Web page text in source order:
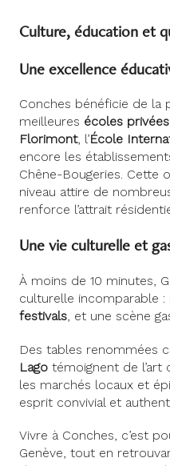
Culture, éducation et
Une excellence
Conches bénéficie de la
meilleures écoles
Florimont, l’École
encore les
Chêne-Bougeries. Cette
niveau attire de
renforce l’attrait
Une vie culturelle et
À moins de 10 minutes,
culturelle incomparable :
festivals , et une scène
Des tables renommées
Lago témoignent de l’art
les marchés locaux et
esprit convivial et
Vivre à Conches, c’est
Genève, tout en